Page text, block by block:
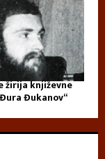
žirija književne
Đukanov“